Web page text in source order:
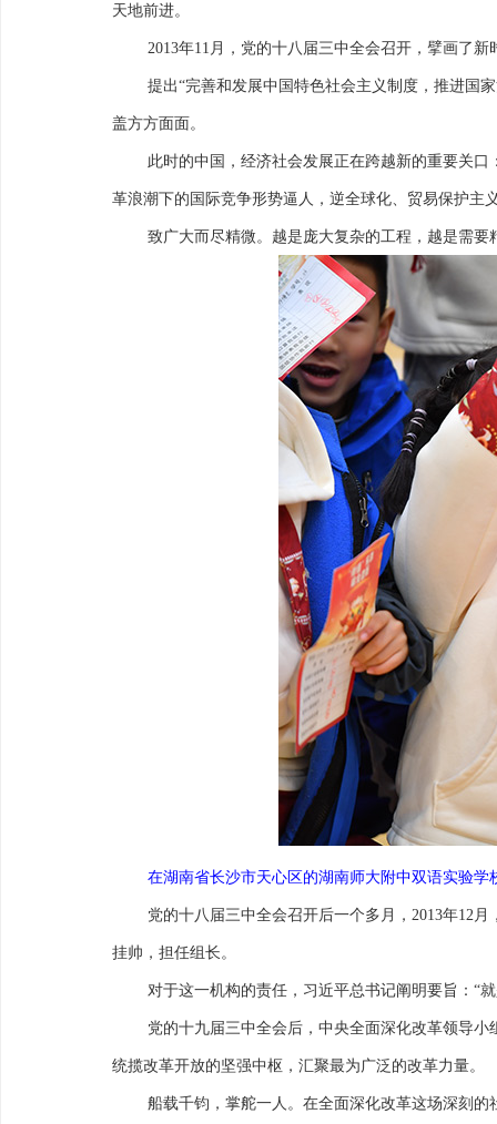
天地前进。
2013年11月，党的十八届三中全会召开，擘画了
提出“完善和发展中国特色社会主义制度，推进国
盖方方面面。
此时的中国，经济社会发展正在跨越新的重要关
革浪潮下的国际竞争形势逼人，逆全球化、贸易保护
致广大而尽精微。越是庞大复杂的工程，越是需
在湖南省长沙市天心区的湖南师大附中双语实验
党的十八届三中全会召开后一个多月，2013年12
挂帅，担任组长。
对于这一机构的责任，习近平总书记阐明要旨：“
党的十九届三中全会后，中央全面深化改革领导
统揽改革开放的坚强中枢，汇聚最为广泛的改革力量。
船载千钧，掌舵一人。在全面深化改革这场深刻